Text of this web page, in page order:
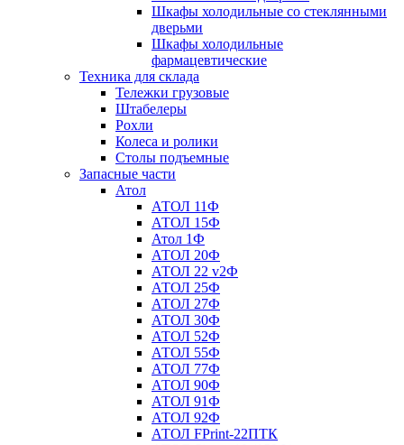
Шкафы холодильные со стеклянными
дверьми
Шкафы холодильные
фармацевтические
Техника для склада
Тележки грузовые
Штабелеры
Рохли
Колеса и ролики
Столы подъемные
Запасные части
Атол
АТОЛ 11Ф
АТОЛ 15Ф
Атол 1Ф
АТОЛ 20Ф
АТОЛ 22 v2Ф
АТОЛ 25Ф
АТОЛ 27Ф
АТОЛ 30Ф
АТОЛ 52Ф
АТОЛ 55Ф
АТОЛ 77Ф
АТОЛ 90Ф
АТОЛ 91Ф
АТОЛ 92Ф
АТОЛ FPrint-22ПТК